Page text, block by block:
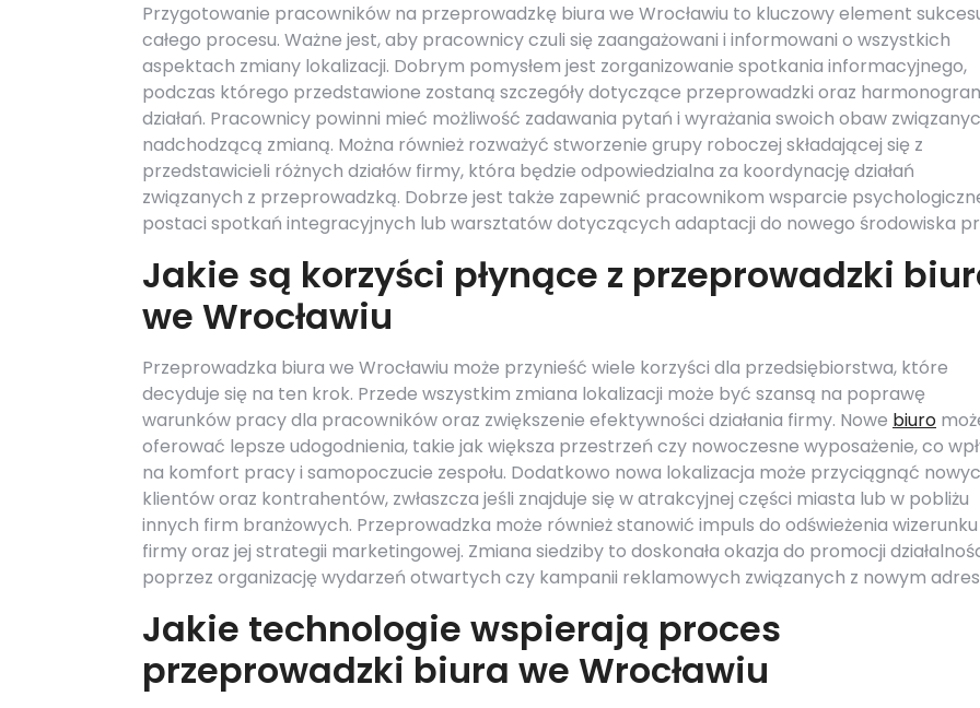
Przygotowanie pracowników na przeprowadzkę biura we Wrocławiu to kluczowy element
całego procesu. Ważne jest, aby pracownicy czuli się zaangażowani i informowani o wszystkich
aspektach zmiany lokalizacji. Dobrym pomysłem jest zorganizowanie spotkania informacyjnego,
podczas którego przedstawione zostaną szczegóły dotyczące przeprowadzki oraz
działań. Pracownicy powinni mieć możliwość zadawania pytań i wyrażania swoich obaw
nadchodzącą zmianą. Można również rozważyć stworzenie grupy roboczej składającej się z
przedstawicieli różnych działów firmy, która będzie odpowiedzialna za koordynację działań
związanych z przeprowadzką. Dobrze jest także zapewnić pracownikom wsparcie
postaci spotkań integracyjnych lub warsztatów dotyczących adaptacji do nowego środowiska
Jakie są korzyści płynące z przeprowadzki
we Wrocławiu
Przeprowadzka biura we Wrocławiu może przynieść wiele korzyści dla przedsiębiorstwa, które
decyduje się na ten krok. Przede wszystkim zmiana lokalizacji może być szansą na poprawę
warunków pracy dla pracowników oraz zwiększenie efektywności działania firmy. Nowe biuro
oferować lepsze udogodnienia, takie jak większa przestrzeń czy nowoczesne wyposażenie, co
na komfort pracy i samopoczucie zespołu. Dodatkowo nowa lokalizacja może przyciągnąć
klientów oraz kontrahentów, zwłaszcza jeśli znajduje się w atrakcyjnej części miasta lub w pobliżu
innych firm branżowych. Przeprowadzka może również stanowić impuls do odświeżenia wizerunku
firmy oraz jej strategii marketingowej. Zmiana siedziby to doskonała okazja do promocji
poprzez organizację wydarzeń otwartych czy kampanii reklamowych związanych z nowym
Jakie technologie wspierają proces
przeprowadzki biura we Wrocławiu